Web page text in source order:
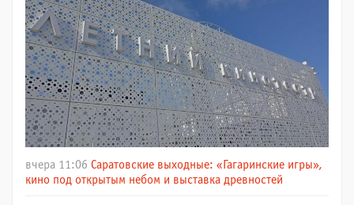
вчера 11:06 Саратовские выходные: «Гагаринские игры»,
кино под открытым небом и выставка древностей